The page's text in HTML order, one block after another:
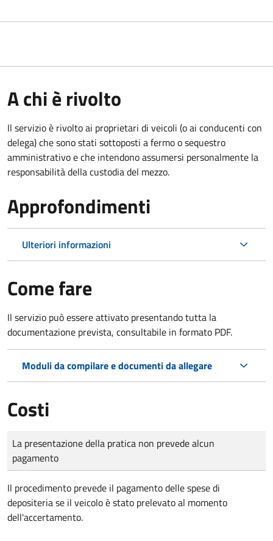
A chi è rivolto
Il servizio è rivolto ai proprietari di veicoli (o ai conducenti con
delega) che sono stati sottoposti a fermo o sequestro
amministrativo e che intendono assumersi personalmente la
responsabilità della custodia del mezzo.
Approfondimenti
Ulteriori informazioni
Come fare
Il servizio può essere attivato presentando tutta la
documentazione prevista, consultabile in formato PDF.
Moduli da compilare e documenti da allegare
Costi
Tipo di pagamento
Importo
La presentazione della pratica non prevede alcun
pagamento
Il procedimento prevede il pagamento delle spese di
depositeria se il veicolo è stato prelevato al momento
dell'accertamento.